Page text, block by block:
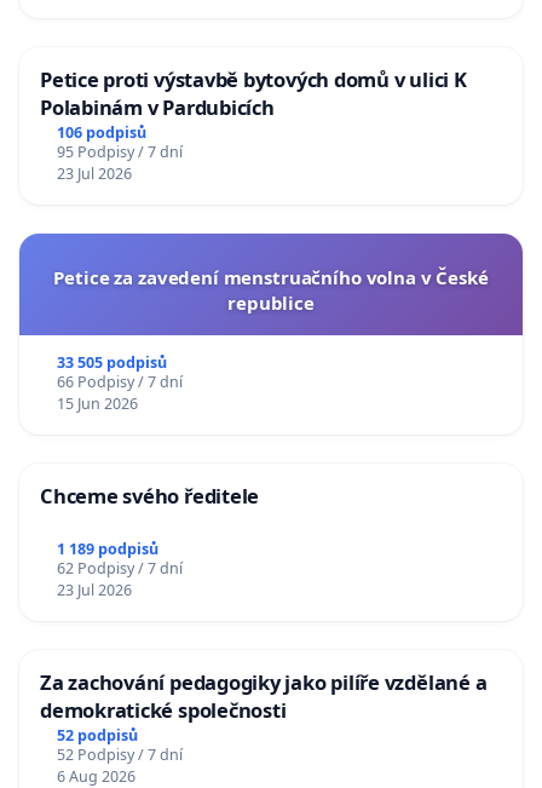
Petice proti výstavbě bytových domů v ulici K
Polabinám v Pardubicích
106 podpisů
95 Podpisy / 7 dní
23 Jul 2026
Petice za zavedení menstruačního volna v České
republice
33 505 podpisů
66 Podpisy / 7 dní
15 Jun 2026
Chceme svého ředitele
1 189 podpisů
62 Podpisy / 7 dní
23 Jul 2026
Za zachování pedagogiky jako pilíře vzdělané a
demokratické společnosti
52 podpisů
52 Podpisy / 7 dní
6 Aug 2026